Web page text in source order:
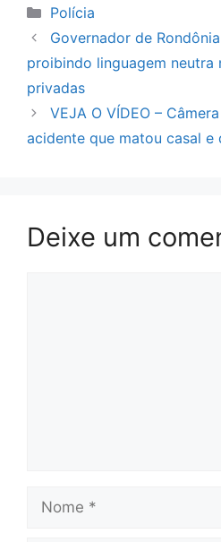
Categorias
Polícia
Governador de
proibindo linguagem neutra
privadas
VEJA O VÍDEO –
acidente que matou casal e
Deixe um
Nome